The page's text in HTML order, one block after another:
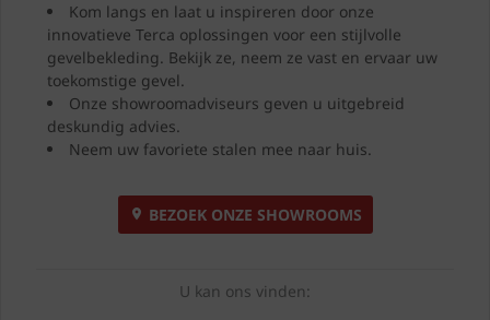
Kom langs en laat u inspireren door onze
innovatieve Terca oplossingen voor een stijlvolle
gevelbekleding. Bekijk ze, neem ze vast en ervaar uw
toekomstige gevel.
Onze showroomadviseurs geven u uitgebreid
deskundig advies.
Neem uw favoriete stalen mee naar huis.
BEZOEK ONZE SHOWROOMS
U kan ons vinden: